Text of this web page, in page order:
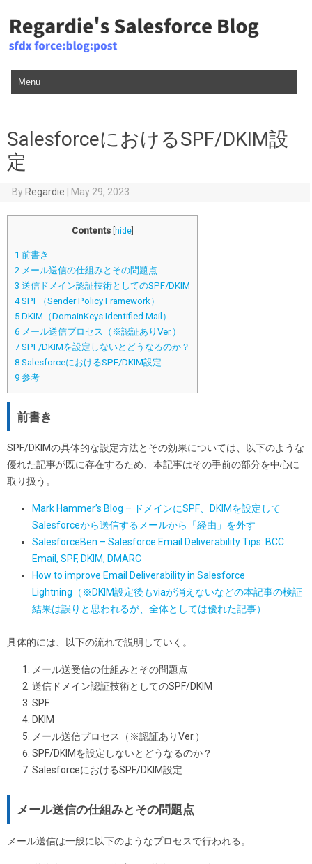
Skip to content
SalesforceにおけるSPF/DKIM設
定
ByRegardie | May 29, 2023
Contents hide]
1 前書き
2 メール送信の仕組みとその問題点
3 送信ドメイン認証技術としてのSPF/DKIM
4SPF（Sender Policy Framework）
5 DKIM（DomainKeys Identified Mail）
6 メール送信プロセス（※認証ありVer.）
7 SPF/DKIMを設定しないとどうなるのか？
8 SalesforceにおけるSPF/DKIM設定
9 参考
前書き
SPF/DKIMの具体的な設定方法とその効果については、以下のような
優れた記事が既に存在するため、本記事はその手前の部分を中心に
取り扱う。
Mark Hammer’s Blog – ドメインにSPF、DKIMを設定して
Salesforceから送信するメールから「経由」を外す
SalesforceBen – Salesforce Email Deliverability Tips: BCC
Email, SPF, DKIM, DMARC
How to improve Email Deliverability in Salesforce
Lightning（※DKIM設定後もviaが消えないなどの本記事の検証
結果は誤りと思われるが、全体としては優れた記事）
具体的には、以下の流れで説明していく。
メール送受信の仕組みとその問題点
送信ドメイン認証技術としてのSPF/DKIM
SPF
DKIM
メール送信プロセス（※認証ありVer.）
SPF/DKIMを設定しないとどうなるのか？
SalesforceにおけるSPF/DKIM設定
メール送信の仕組みとその問題点
メール送信は一般に以下のようなプロセスで行われる。